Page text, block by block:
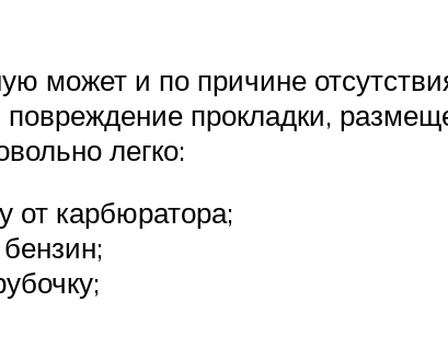
может и по причине
прокладки,
легко:
от карбюратора;